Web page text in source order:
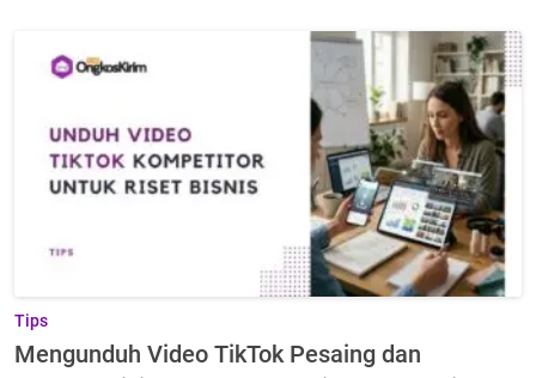
Tips
Mengunduh Video TikTok Pesaing dan